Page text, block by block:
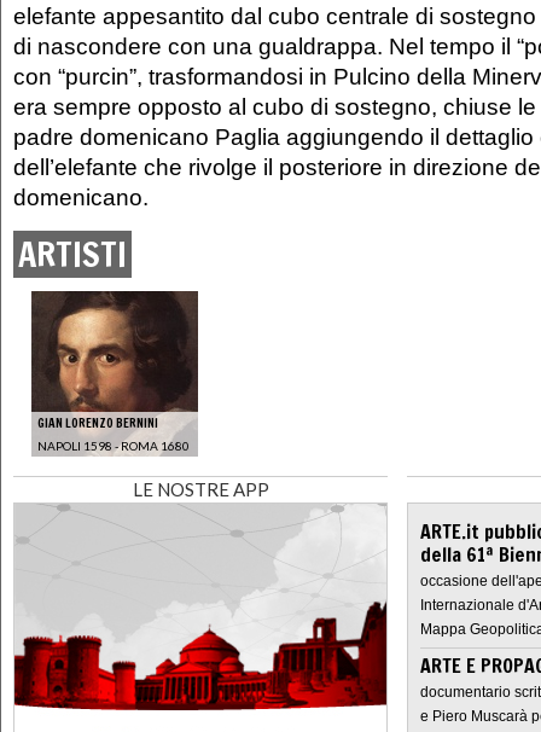
elefante appesantito dal cubo centrale di
di nascondere con una gualdrappa. Nel tempo il
con “purcin”, trasformandosi in Pulcino della
era sempre opposto al cubo di sostegno, chiuse
padre domenicano Paglia aggiungendo il
dell’elefante che rivolge il posteriore in direzione
domenicano.
ARTISTI
GIAN LORENZO BERNINI
NAPOLI 1598 - ROMA 1680
LE NOSTRE APP
ARTE.it
della 61ª
occasione
Internazionale
Mappa
ARTE E
documentario
e Piero Muscarà